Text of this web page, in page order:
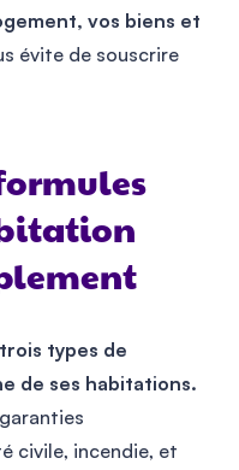
vos biens et
évite de souscrire
types de
de ses habitations.
civile, incendie, et